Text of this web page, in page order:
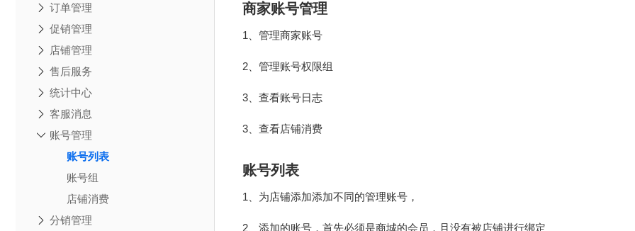
订单管理
促销管理
店铺管理
售后服务
统计中心
客服消息
账号管理
账号列表
账号组
店铺消费
分销管理
商家账号管理
1、管理商家账号
2、管理账号权限组
3、查看账号日志
3、查看店铺消费
账号列表
1、为店铺添加添加不同的管理账号，
2、添加的账号，首先必须是商城的会员，且没有被店铺进行绑定